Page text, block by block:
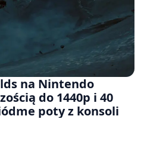
na Nintendo
do 1440p i 40
poty z konsoli